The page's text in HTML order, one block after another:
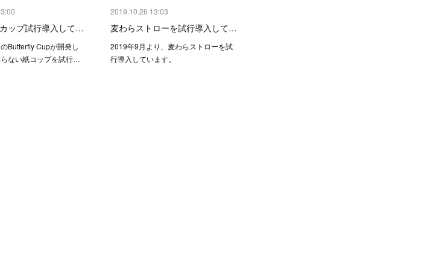
ップ試行導入して…
Butterfly Cupが開発し
ない紙コップを試行…
2019.10.26 13:03
麦わらストローを試行導入して…
2019年9月より、麦わらストローを試
行導入しています。